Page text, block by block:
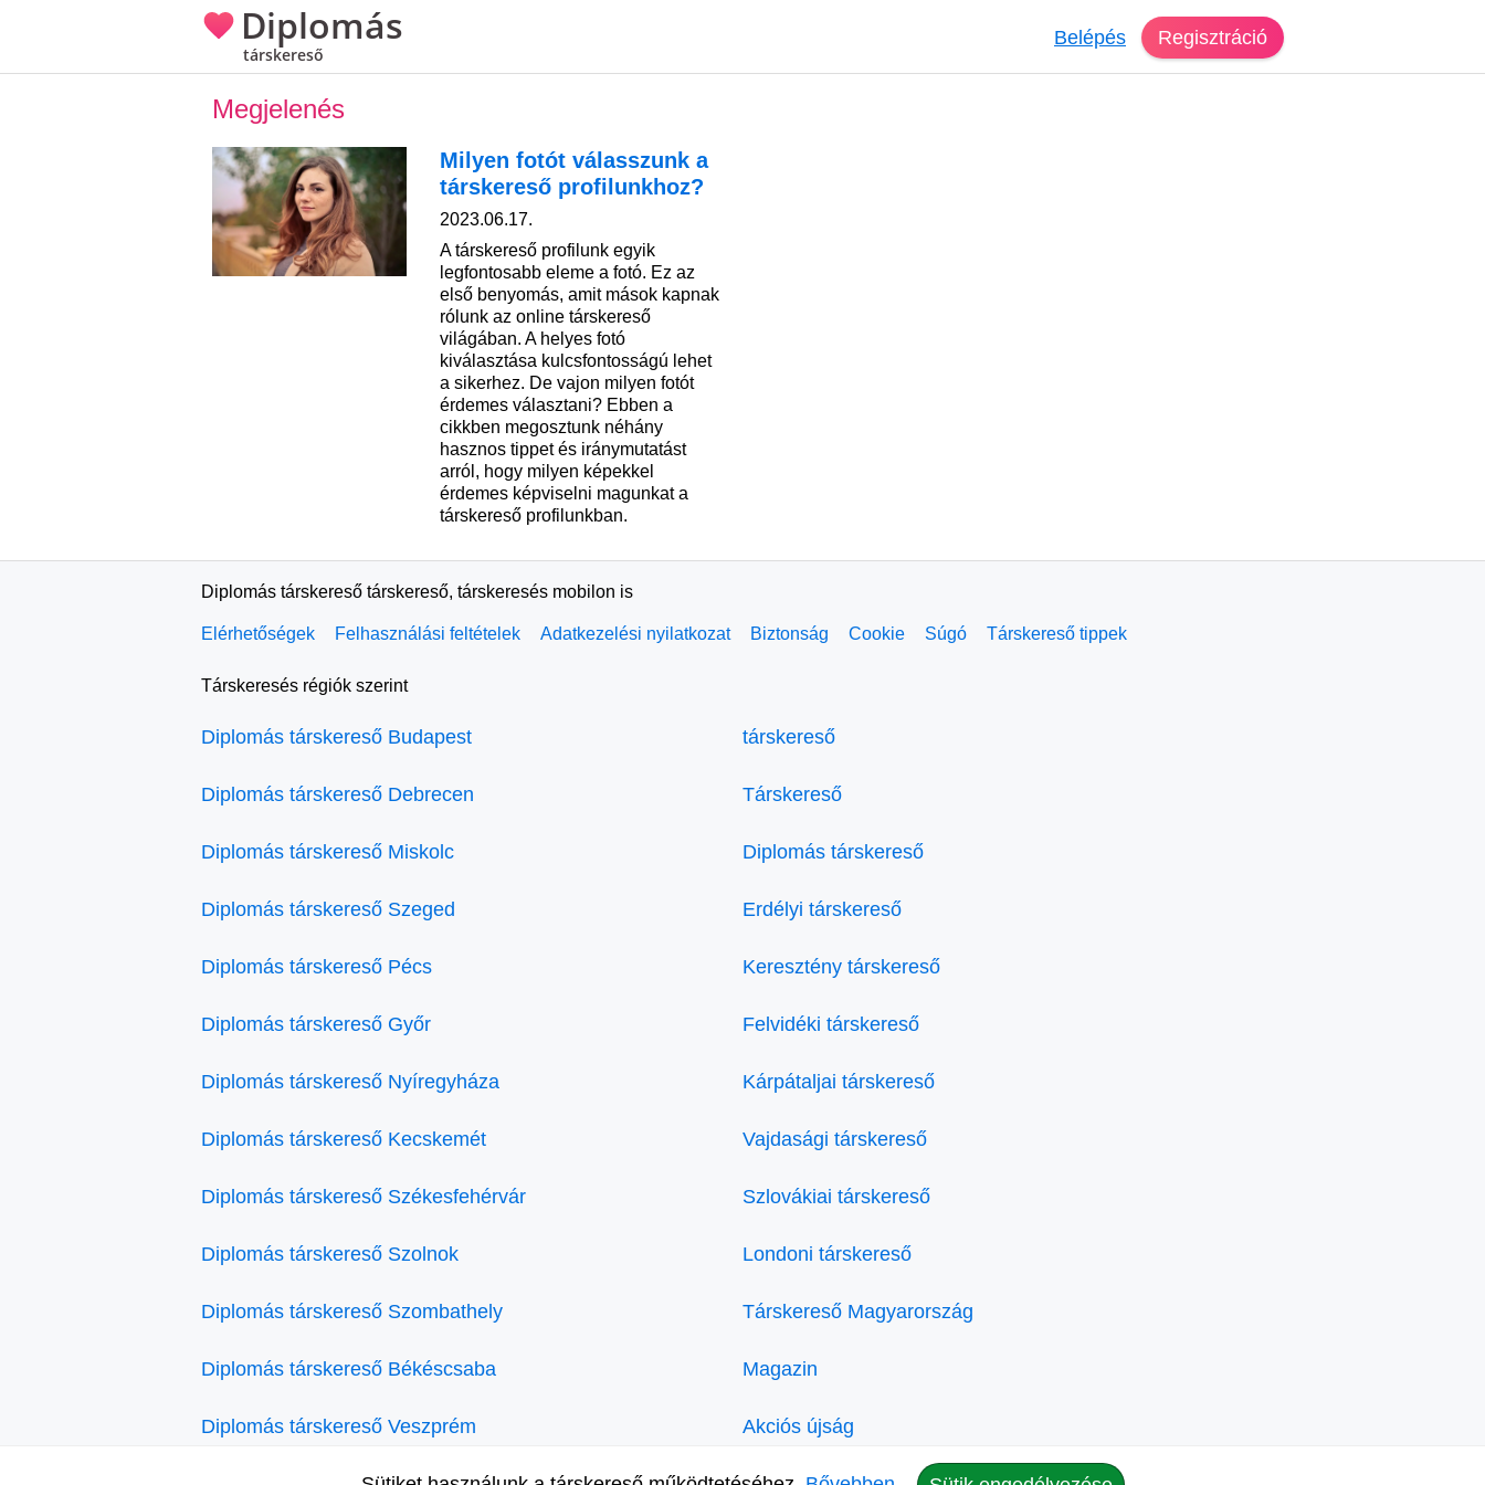
Diplomás
társkereső
Belépés Regisztráció
Megjelenés
Milyen fotót válasszunk a
társkereső profilunkhoz?
2023.06.17.
A társkereső profilunk egyik
legfontosabb eleme a fotó. Ez az
első benyomás, amit mások kapnak
rólunk az online társkereső
világában. A helyes fotó
kiválasztása kulcsfontosságú lehet
a sikerhez. De vajon milyen fotót
érdemes választani? Ebben a
cikkben megosztunk néhány
hasznos tippet és iránymutatást
arról, hogy milyen képekkel
érdemes képviselni magunkat a
társkereső profilunkban.
Diplomás társkereső társkereső, társkeresés mobilon is
Elérhetőségek Felhasználási feltételek Adatkezelési nyilatkozat Biztonság Cookie Súgó Társkereső tippek
Társkeresés régiók szerint
Diplomás társkereső Budapest
Diplomás társkereső Debrecen
Diplomás társkereső Miskolc
Diplomás társkereső Szeged
Diplomás társkereső Pécs
Diplomás társkereső Győr
Diplomás társkereső Nyíregyháza
Diplomás társkereső Kecskemét
Diplomás társkereső Székesfehérvár
Diplomás társkereső Szolnok
Diplomás társkereső Szombathely
Diplomás társkereső Békéscsaba
Diplomás társkereső Veszprém
társkereső
Társkereső
Diplomás társkereső
Erdélyi társkereső
Keresztény társkereső
Felvidéki társkereső
Kárpátaljai társkereső
Vajdasági társkereső
Szlovákiai társkereső
Londoni társkereső
Társkereső Magyarország
Magazin
Akciós újság